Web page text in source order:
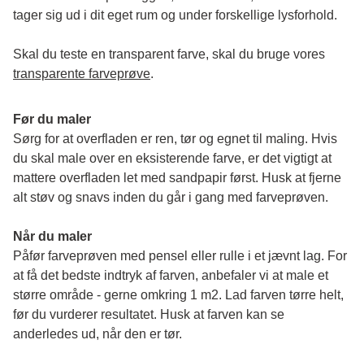
tager sig ud i dit eget rum og under forskellige lysforhold.
transparente farveprøve.
Før du maler
Sørg for at overfladen er ren, tør og egnet til maling. Hvis
du skal male over en eksisterende farve, er det vigtigt at
mattere overfladen let med sandpapir først. Husk at fjerne
alt støv og snavs inden du går i gang med farveprøven.
Når du maler
Påfør farveprøven med pensel eller rulle i et jævnt lag. For
at få det bedste indtryk af farven, anbefaler vi at male et
større område - gerne omkring 1 m2. Lad farven tørre helt,
før du vurderer resultatet. Husk at farven kan se
anderledes ud, når den er tør.